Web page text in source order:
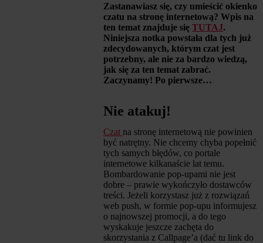
Zastanawiasz się, czy umieścić okienko
czatu na stronę internetową? Wpis na
ten temat znajduje się TUTAJ.
Niniejsza notka powstała dla tych już
zdecydowanych, którym czat jest
potrzebny, ale nie za bardzo wiedzą,
jak się za ten temat zabrać.
Zaczynamy! Po pierwsze…
Nie atakuj!
Czat na stronę internetową nie powinien
być natrętny. Nie chcemy chyba popełnić
tych samych błędów, co portale
internetowe kilkanaście lat temu.
Bombardowanie pop-upami nie jest
dobre – prawie wykończyło dostawców
treści. Jeżeli korzystasz już z rozwiązań
web push, w formie pop-upu informujesz
o najnowszej promocji, a do tego
wyskakuje jeszcze zachęta do
skorzystania z Callpage’a (dać tu link do